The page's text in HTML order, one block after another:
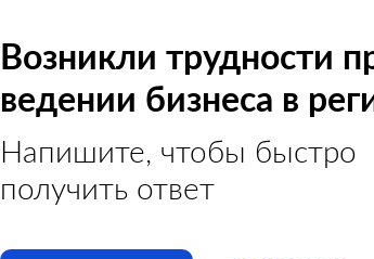
Возникли трудности
ведении бизнеса в
Напишите, чтобы быстро
получить ответ